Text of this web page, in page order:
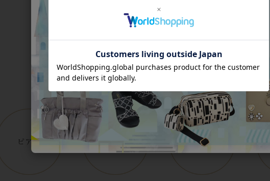
Category
アイテムカテゴリー